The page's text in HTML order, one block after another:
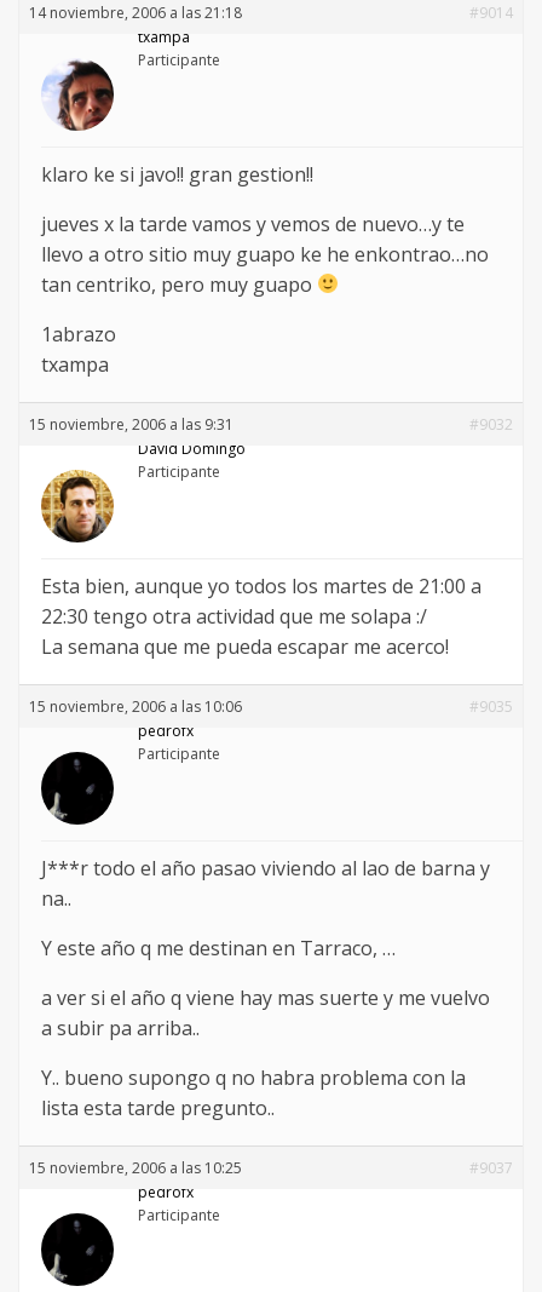
14 noviembre, 2006 a las 21:18
#9014
txampa
Participante
klaro ke si javo!! gran gestion!!
jueves x la tarde vamos y vemos de nuevo…y te
llevo a otro sitio muy guapo ke he enkontrao…no
tan centriko, pero muy guapo
1abrazo
txampa
15 noviembre, 2006 a las 9:31
#9032
David Domingo
Participante
Esta bien, aunque yo todos los martes de 21:00 a
22:30 tengo otra actividad que me solapa :/
La semana que me pueda escapar me acerco!
15 noviembre, 2006 a las 10:06
#9035
pedrofx
Participante
J***r todo el año pasao viviendo al lao de barna y
na..
Y este año q me destinan en Tarraco, …
a ver si el año q viene hay mas suerte y me vuelvo
a subir pa arriba..
Y.. bueno supongo q no habra problema con la
lista esta tarde pregunto..
15 noviembre, 2006 a las 10:25
#9037
pedrofx
Participante